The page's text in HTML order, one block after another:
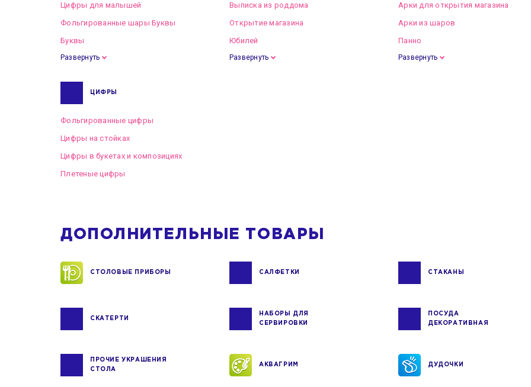
Цифры для малышей
Фольгированные шары Буквы
Буквы
Развернуть
Выписка из роддома
Открытие магазина
Юбилей
Развернуть
Арки для открытия магазина
Арки из шаров
Панно
Развернуть
ЦИФРЫ
Фольгированные цифры
Цифры на стойках
Цифры в букетах и композициях
Плетеные цифры
ДОПОЛНИТЕЛЬНЫЕ ТОВАРЫ
СТОЛОВЫЕ ПРИБОРЫ САЛФЕТКИ СТАКАНЫ
СКАТЕРТИ
НАБОРЫ ДЛЯ
СЕРВИРОВКИ
ПОСУДА
ДЕКОРАТИВНАЯ
ПРОЧИЕ УКРАШЕНИЯ
СТОЛА
АКВАГРИМ ДУДОЧКИ